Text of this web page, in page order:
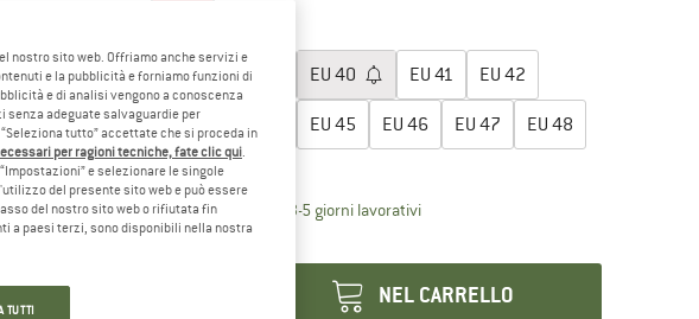
EU38 EU EU 40 EU 41 EU 42
EU43 EU EU 45 EU 46 EU 47 EU 48
Guida alle taglie
Tempi di consegna: 3-5 giorni lavorativiIl link si apre in una casella
NEL CARRELLO
nostro sito web. Offriamo anche servizi e
e la pubblicità e forniamo funzioni di
e di analisi vengono a conoscenza
senza adeguate salvaguardie per
tutto” accettate che si proceda in
per ragioni tecniche, fate clic qui
e selezionare le singole
del presente sito web e può essere
del nostro sito web o rifiutata fin
a paesi terzi, sono disponibili nella nostra
TUTTI